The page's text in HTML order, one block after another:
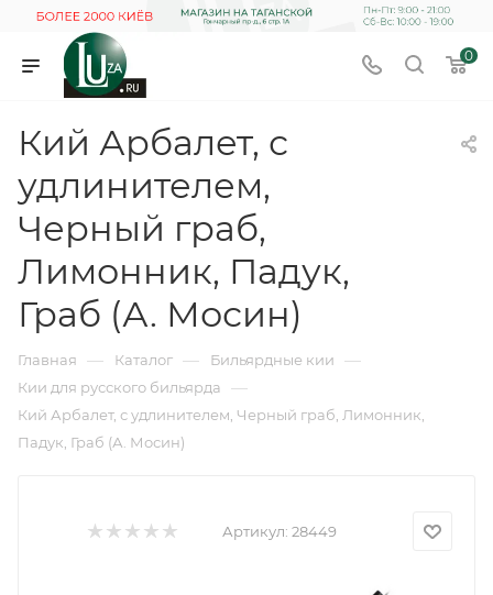
0
Кий Арбалет, с
удлинителем,
Черный граб,
Лимонник, Падук,
Граб (А. Мосин)
Главная — Каталог — Бильярдные кии —
Кии для русского бильярда —
Кий Арбалет, с удлинителем, Черный граб, Лимонник,
Падук, Граб (А. Мосин)
Артикул: 28449